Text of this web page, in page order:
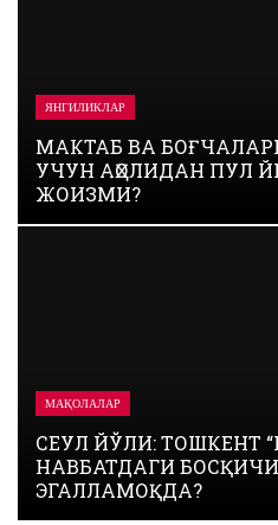
ЯНГИЛИКЛАР
МАКТАБ ВА
УЧУН АҲОЛИДАН ПУЛ
ЖОИЗМИ?
МАҚОЛАЛАР
СЕУЛ ЙЎЛИ: ТОШКЕНТ
НАВБАТДАГИ
ЭГАЛЛАМОҚДА?